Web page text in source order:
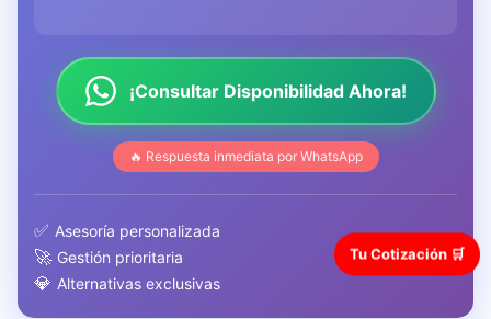
¡Consultar Disponibilidad Ahora!
🔥 Respuesta inmediata por WhatsApp
✅ Asesoría personalizada
🚀 Gestión prioritaria
💎 Alternativas exclusivas
Tu Cotización 🛒